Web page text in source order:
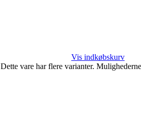
Vis indkøbskurv
Dette vare har flere varianter.